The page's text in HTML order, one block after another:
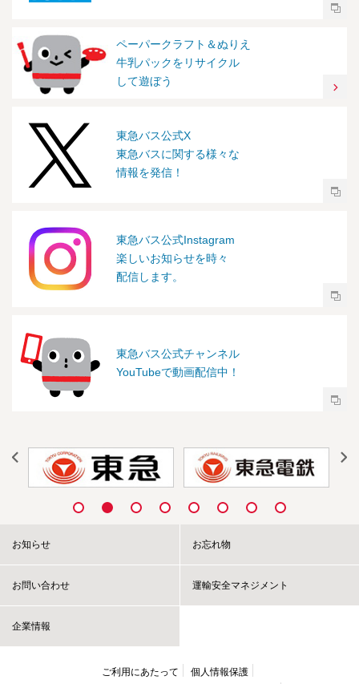
ペーパークラフト＆ぬりえ
牛乳パックをリサイクル
して遊ぼう
東急バス公式X
東急バスに関する様々な
情報を発信！
東急バス公式Instagram
楽しいお知らせを時々
配信します。
東急バス公式チャンネル
YouTubeで動画配信中！
お知らせ お忘れ物
お問い合わせ 運輸安全マネジメント
企業情報
ご利用にあたって 個人情報保護